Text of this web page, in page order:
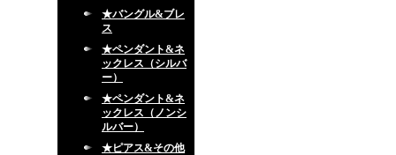
★バングル&ブレ
ス
★ペンダント&ネ
ックレス（シルバ
ー）
★ペンダント&ネ
ックレス（ノンシ
ルバー）
★ピアス&その他